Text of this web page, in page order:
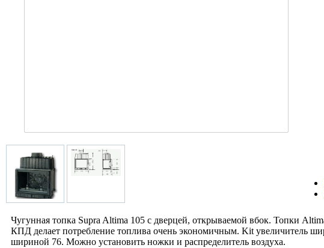
Чугунная топка Supra Altima 105 с дверцей, открываемой вбок. Топки
КПД делает потребление топлива очень экономичным. Kit увеличитель
шириной 76. Можно установить ножки и распределитель воздуха.